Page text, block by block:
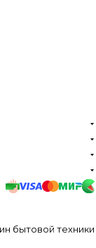
бытовой техники